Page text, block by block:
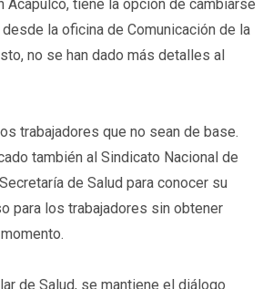
Acapulco, tiene la opción de cambiarse
desde la oficina de Comunicación de la
no se han dado más detalles al
trabajadores que no sean de base.
también al Sindicato Nacional de
de Salud para conocer su
para los trabajadores sin obtener
de Salud, se mantiene el diálogo